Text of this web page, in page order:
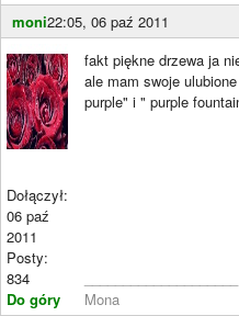
moni22:05, 06 paź 2011
Dołączył:
06 paź
2011
Posty:
834
Do góry
fakt piękne drzewa ja
ale mam swoje
purple" i " purple
Mona